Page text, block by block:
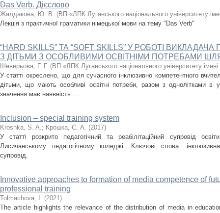
Das Verb. Дієслово
Жалдакова, Ю. В. (ВП «ЛПК Луганського національного університету
Лекція з практичної граматики німецької мови на тему "Das Verb"
“HARD SKILLS” ТА “SOFT SKILLS” У РОБОТІ
З ДІТЬМИ З ОСОБЛИВИМИ ОСВІТНІМИ ПОТРЕБАМИ
Шевирьова, Г. Г. (ВП «ЛПК Луганського національного університету
У статті окреслено, що для сучасного інклюзивно компетентного
дітьми, що мають особливі освітні потреби, разом з однолітками в
значення має наявність ...
Inclusion – special training system
Kroshka, S. A.; Крошка, С. А. (2017)
У статті розкрито педагогічний та реабілітаційний супровід
Лисичанському педагогічному коледжі. Ключові слова: інклюзивна
супровід.
Innovative approaches to formation of media competence of
professional training
Tolmachova, І. (2021)
The article highlights the relevance of the distribution of media in